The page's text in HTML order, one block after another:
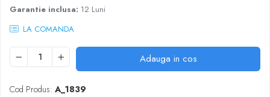
Termoizolatii si accesorii
Ventilatie si Climatizare
Accesorii climatizare
Aeroterme
Purificatoare si umidificatoare aer
Rasnite mirodenii
Schneider
Tablouri sigurante
Garantie inclusa: 12 Luni
LA COMANDA
Adauga in cos
Cod Produs: A_1839